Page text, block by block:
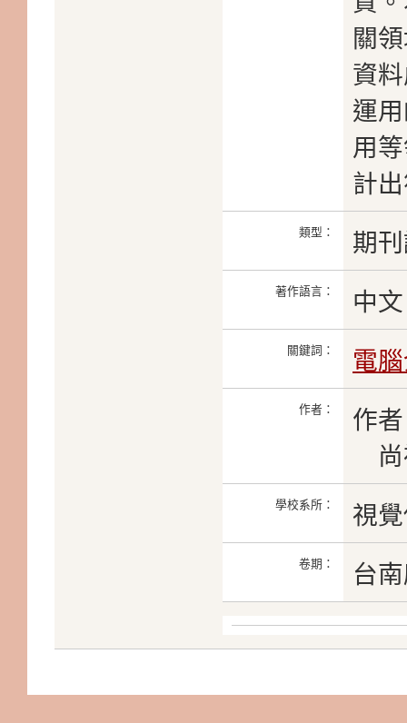
關
資
運
用
計
類型： 期
著作語言： 中文
關鍵詞： 電
作者：
作
尚
學校系所： 視
卷期： 台